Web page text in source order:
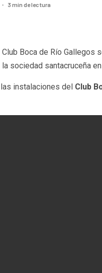
3 min de lectura
Boca de Río Gallegos
sociedad santacruceña
instalaciones del Club